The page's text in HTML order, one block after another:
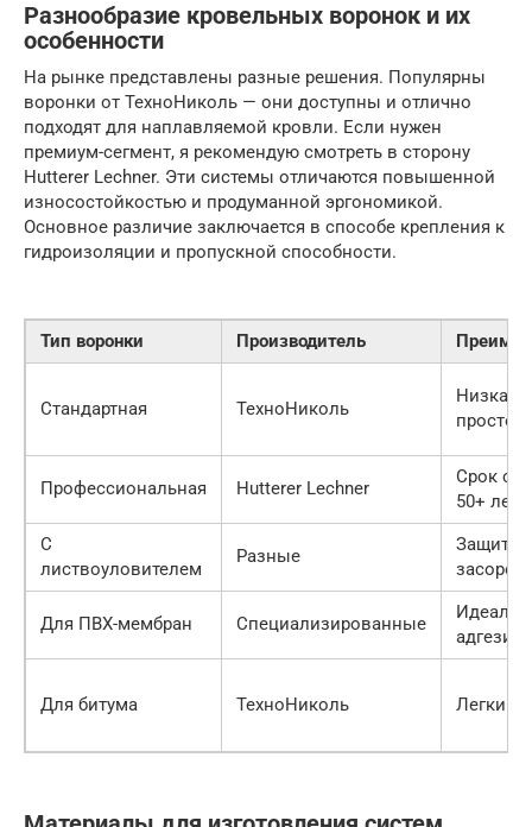
Разнообразие кровельных воронок и их
особенности
На рынке представлены разные решения. Популярны
воронки от ТехноНиколь — они доступны и отлично
подходят для наплавляемой кровли. Если нужен
премиум-сегмент, я рекомендую смотреть в сторону
Hutterer Lechner. Эти системы отличаются повышенной
износостойкостью и продуманной эргономикой.
Основное различие заключается в способе крепления к
гидроизоляции и пропускной способности.
Тип воронки Производитель
Стандартная ТехноНиколь
Низкая
простота
Профессиональная Hutterer Lechner
Срок
50+ лет
С
листвоуловителем
Разные
Защита
засоров
Для ПВХ-мембран Специализированные
адгезия
Для битума ТехноНиколь Легкий